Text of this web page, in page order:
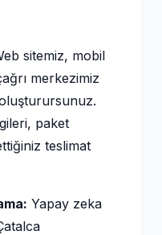
sitemiz, mobil
merkezimiz
paket
teslimat
Yapay zeka